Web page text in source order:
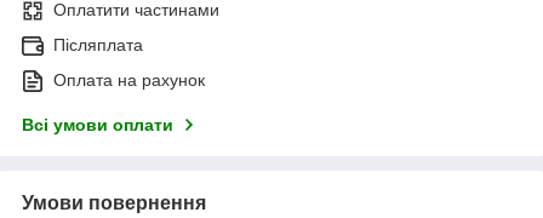
Оплатити частинами
Післяплата
Оплата на рахунок
Всі умови оплати
Умови повернення